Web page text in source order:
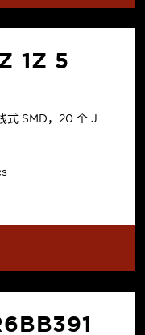
1Z 5
式 SMD，20 个 J